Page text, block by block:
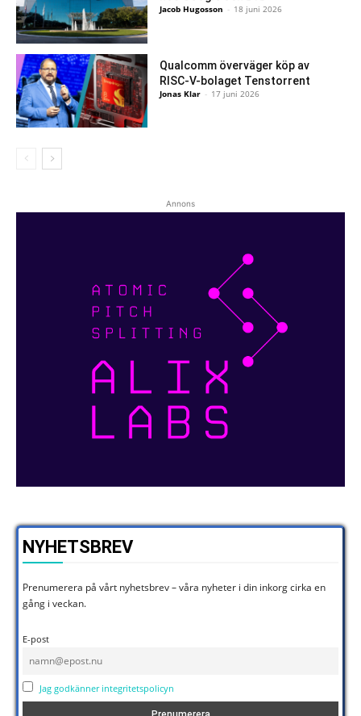
Jacob Hugosson - 18 juni 2026
Qualcomm överväger köp av
RISC-V-bolaget Tenstorrent
Jonas Klar - 17 juni 2026
Annons
NYHETSBREV
Prenumerera på vårt nyhetsbrev – våra nyheter i din inkorg cirka en
gång i veckan.
E-post
Jag godkänner integritetspolicyn